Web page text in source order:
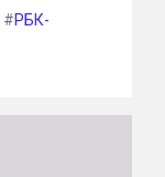
#РБК-